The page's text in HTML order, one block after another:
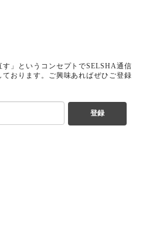
す」というコンセプトでSELSHA通信
おります。ご興味あればぜひご登録
登録